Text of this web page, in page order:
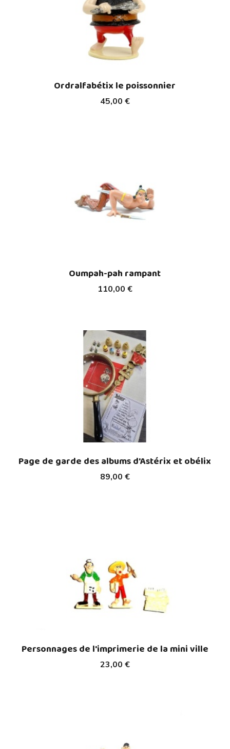
45,00 €
Ordralfabétix le poissonnier
110,00 €
Oumpah-pah rampant
89,00 €
Page de garde des albums d'Astérix et obélix
23,00 €
Personnages de l'imprimerie de la mini ville